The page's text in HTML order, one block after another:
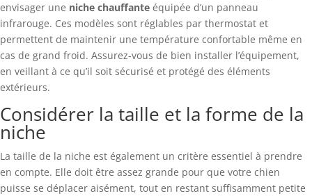
envisager une niche chauffante équipée d’un panneau
infrarouge. Ces modèles sont réglables par thermostat et
permettent de maintenir une température confortable même en
cas de grand froid. Assurez-vous de bien installer l’équipement,
en veillant à ce qu’il soit sécurisé et protégé des éléments
extérieurs.
Considérer la taille et la forme de la
niche
La taille de la niche est également un critère essentiel à prendre
en compte. Elle doit être assez grande pour que votre chien
puisse se déplacer aisément, tout en restant suffisamment petite